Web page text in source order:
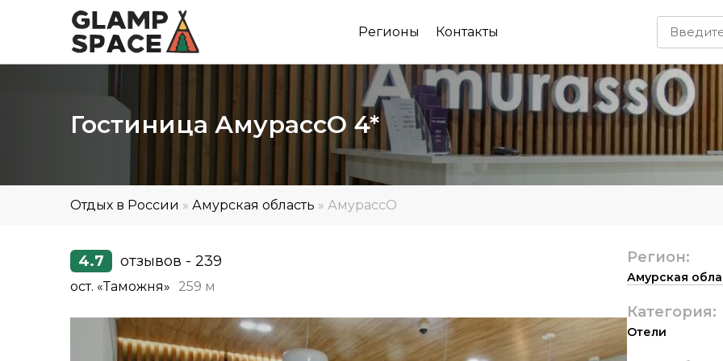
Регионы Контакты
Гостиница АмурассО 4*
Отдых в России » Амурская область » АмурассО
4.7 отзывов - 239
ост. «Таможня» 259 м
Регион:
Амурская
Категория:
Отели